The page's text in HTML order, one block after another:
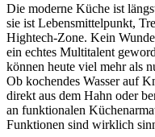
Die moderne Küche ist
sie ist Lebensmittelpunkt,
Hightech-Zone. Kein
ein echtes Multitalent
können heute viel mehr als
Ob kochendes Wasser auf
direkt aus dem Hahn oder
an funktionalen
Funktionen sind wirklich